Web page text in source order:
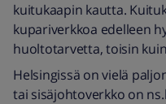
kuitukaapin kautta.
kupariverkkoa edelleen
huoltotarvetta, toisin
Helsingissä on vielä
tai sisäjohtoverkko on